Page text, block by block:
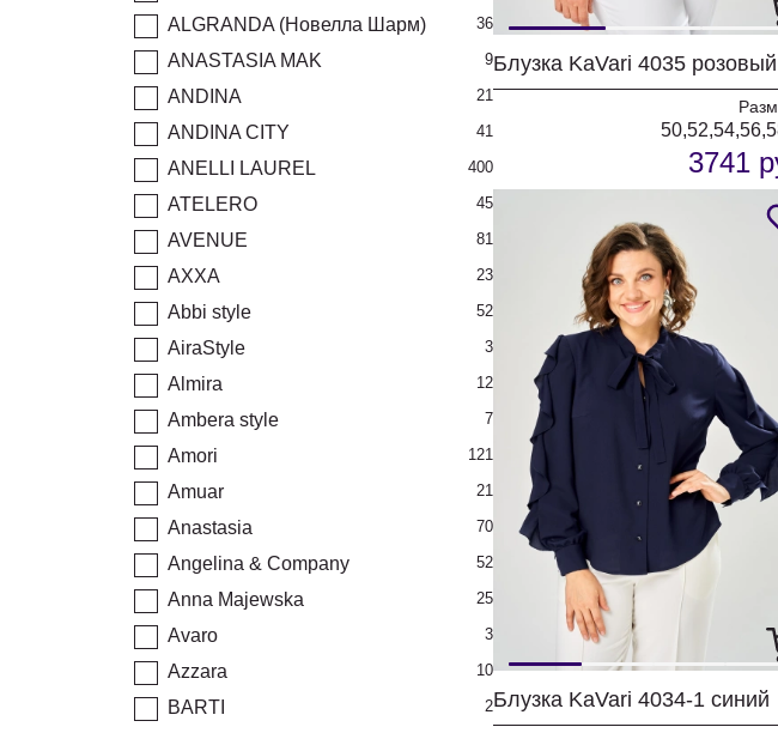
ALGRANDA (Новелла Шарм) 36
ANASTASIA MAK 9
ANDINA 21
ANDINA CITY 41
ANELLI LAUREL 400
ATELERO 45
AVENUE 81
AXXA 23
Abbi style 52
AiraStyle 3
Almira 12
Ambera style 7
Amori 121
Amuar 21
Anastasia 70
Angelina & Company 52
Anna Majewska 25
Avaro 3
Azzara 10
BARTI 2
Блузка KaVari 4035 розовый
3741
Блузка KaVari 4034-1 синий